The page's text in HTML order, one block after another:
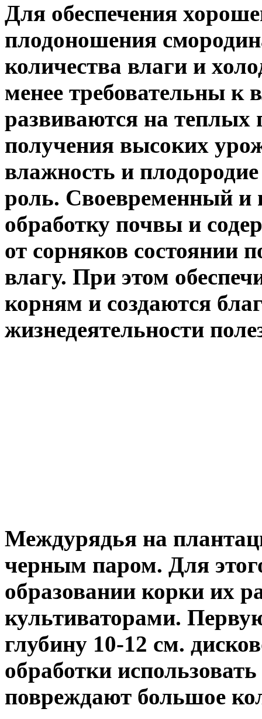
Для обеспечения
плодоношения
количества влаги и
менее требовательны к
развиваются на теплых
получения высоких
влажность и
роль. Своевременный и
обработку почвы и
от сорняков состоянии
влагу. При этом
корням и создаются
жизнедеятельности
Междурядья на
черным паром. Для
образовании корки их
культиваторами.
глубину 10-12 см.
обработки
повреждают большое